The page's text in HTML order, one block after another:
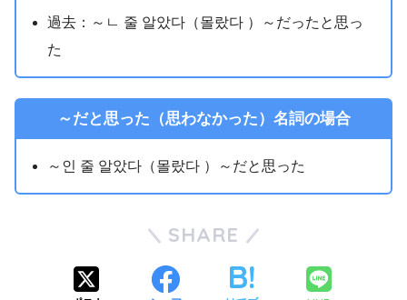
過去：～ㄴ 줄 알았다（몰랐다 ）～だったと思っ
た
～だと思った（思わなかった）名詞の場合
～인 줄 알았다（몰랐다 ）～だと思った
SHARE